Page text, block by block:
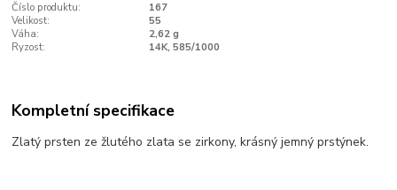
Číslo produktu:
167
Velikost:
55
Váha:
2,62 g
Ryzost:
14K, 585/1000
Kompletní specifikace
Zlatý prsten ze žlutého zlata se zirkony, krásný jemný prstýnek.